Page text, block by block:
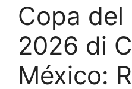
Copa del
2026 di
México: